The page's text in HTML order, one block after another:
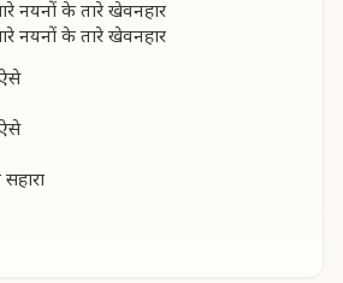
नयनों के तारे खेवनहार
नयनों के तारे खेवनहार